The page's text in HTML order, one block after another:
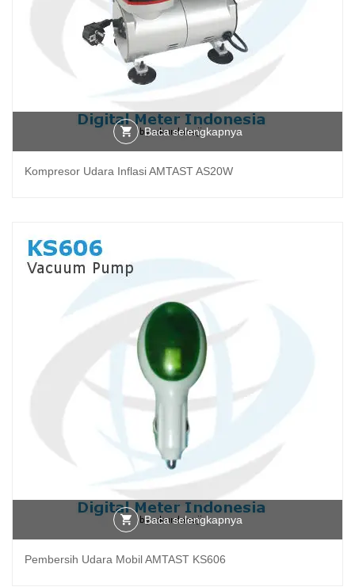
Baca selengkapnya
Kompresor Udara Inflasi AMTAST AS20W
Baca selengkapnya
Pembersih Udara Mobil AMTAST KS606